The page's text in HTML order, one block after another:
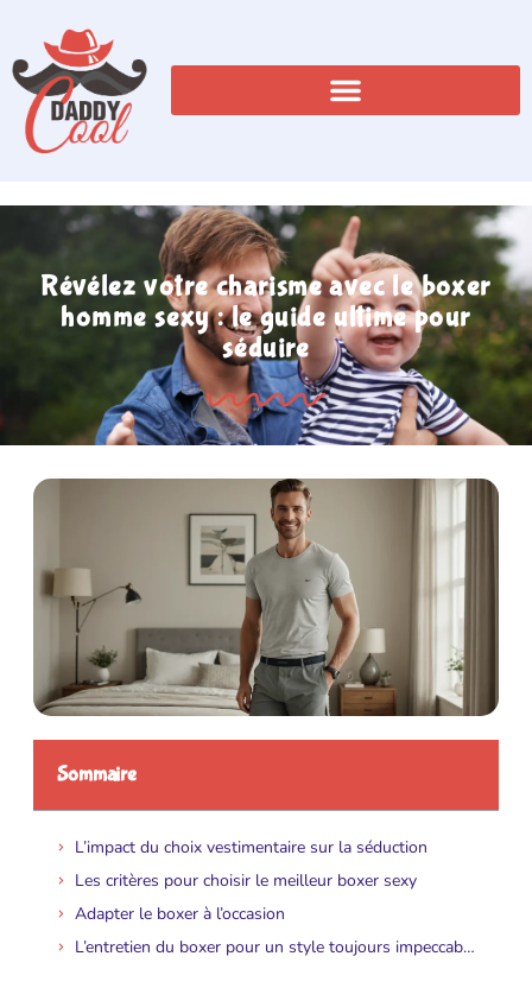
Révélez votre charisme avec le boxer
homme sexy : le guide ultime pour
séduire
Sommaire
L’impact du choix vestimentaire sur la séduction
Les critères pour choisir le meilleur boxer sexy
Adapter le boxer à l’occasion
L’entretien du boxer pour un style toujours impeccable